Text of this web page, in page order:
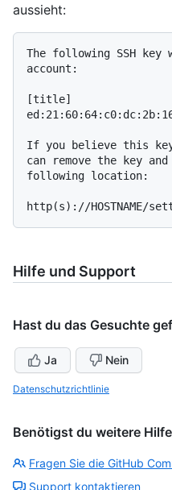
aussieht:
The following SSH key
account:
[title]
If you believe this
can remove the key
following location:
Hilfe und Support
Hast du das Gesuchte
Ja Nein
Datenschutzrichtlinie
Benötigst du weitere
Fragen Sie die GitHub
Support kontaktieren